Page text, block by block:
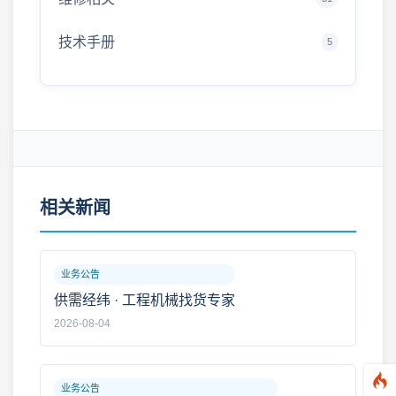
技术手册 5
相关新闻
业务公告
供需经纬 · 工程机械找货专家
2026-08-04
业务公告